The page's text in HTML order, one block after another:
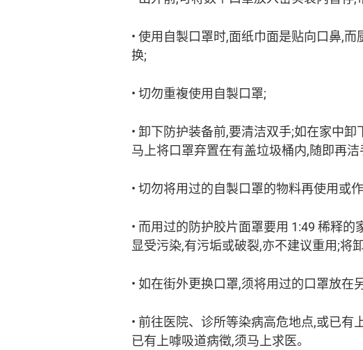
• 使用自製口罩时,面纸巾面是贴向口鼻,
换;
• 切勿重複使用自製口罩;
• 卸下防护装备前,要清洁双手;如在家中
马上将口罩弃置在有盖垃圾桶内,随即再洁
• 切勿将用过的自製口罩的物料再使用或
• 而用过的防护胶片面罩要用 1:49 稀释
显受污染,有污垢或破裂,亦不建议重用;将
• 如在街外更换口罩,须将用过的口罩放
• 前往医院、诊所等染病高危地点,或已
已有上嘑吸道病徵,须马上求医。